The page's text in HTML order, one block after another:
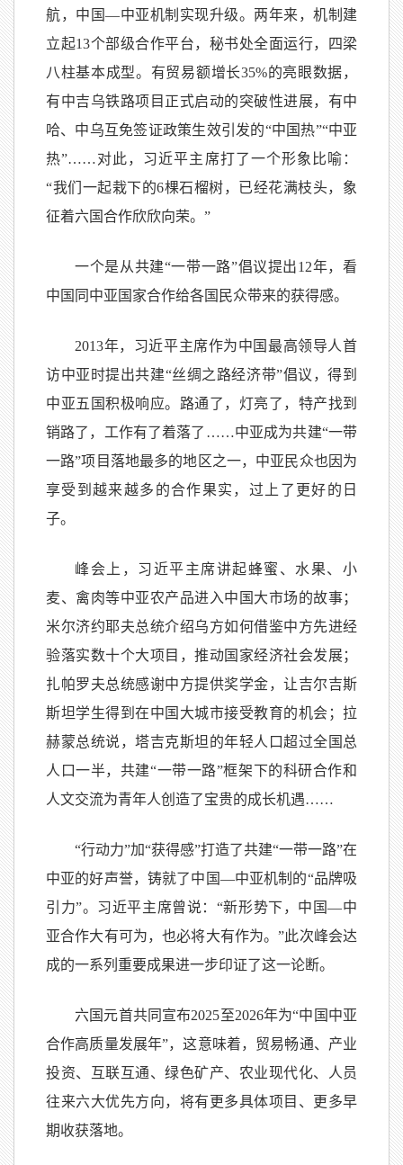
航，中国—中亚机制实现升级。两年来，机制建
立起13个部级合作平台，秘书处全面运行，四梁
八柱基本成型。有贸易额增长35%的亮眼数据，
有中吉乌铁路项目正式启动的突破性进展，有中
哈、中乌互免签证政策生效引发的“中国热”“中亚
热”……对此，习近平主席打了一个形象比喻：
“我们一起栽下的6棵石榴树，已经花满枝头，象
征着六国合作欣欣向荣。”
一个是从共建“一带一路”倡议提出12年，看
中国同中亚国家合作给各国民众带来的获得感。
2013年，习近平主席作为中国最高领导人首
访中亚时提出共建“丝绸之路经济带”倡议，得到
中亚五国积极响应。路通了，灯亮了，特产找到
销路了，工作有了着落了……中亚成为共建“一带
一路”项目落地最多的地区之一，中亚民众也因为
享受到越来越多的合作果实，过上了更好的日
子。
峰会上，习近平主席讲起蜂蜜、水果、小
麦、禽肉等中亚农产品进入中国大市场的故事；
米尔济约耶夫总统介绍乌方如何借鉴中方先进经
验落实数十个大项目，推动国家经济社会发展；
扎帕罗夫总统感谢中方提供奖学金，让吉尔吉斯
斯坦学生得到在中国大城市接受教育的机会；拉
赫蒙总统说，塔吉克斯坦的年轻人口超过全国总
人口一半，共建“一带一路”框架下的科研合作和
人文交流为青年人创造了宝贵的成长机遇……
“行动力”加“获得感”打造了共建“一带一路”在
中亚的好声誉，铸就了中国—中亚机制的“品牌吸
引力”。习近平主席曾说：“新形势下，中国—中
亚合作大有可为，也必将大有作为。”此次峰会达
成的一系列重要成果进一步印证了这一论断。
六国元首共同宣布2025至2026年为“中国中亚
合作高质量发展年”，这意味着，贸易畅通、产业
投资、互联互通、绿色矿产、农业现代化、人员
往来六大优先方向，将有更多具体项目、更多早
期收获落地。